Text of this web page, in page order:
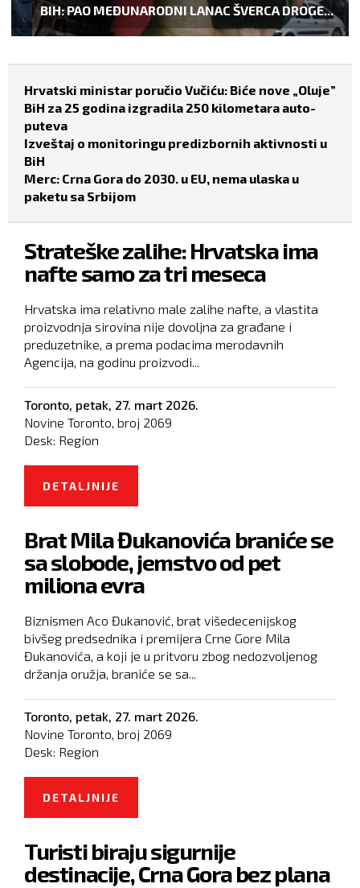
BIH: PAO MEĐUNARODNI LANAC ŠVERCA DROGE...
Hrvatski ministar poručio Vučiću: Biće nove „Oluje”
BiH za 25 godina izgradila 250 kilometara auto-
puteva
Izveštaj o monitoringu predizbornih aktivnosti u
BiH
Merc: Crna Gora do 2030. u EU, nema ulaska u
paketu sa Srbijom
Strateške zalihe: Hrvatska ima
nafte samo za tri meseca
Hrvatska ima relativno male zalihe nafte, a vlastita
proizvodnja sirovina nije dovoljna za građane i
preduzetnike, a prema podacima merodavnih
Agencija, na godinu proizvodi...
Toronto, petak, 27. mart 2026.
Novine Toronto, broj 2069
Desk: Region
DETALJNIJE
Brat Mila Đukanovića braniće se
sa slobode, jemstvo od pet
miliona evra
Biznismen Aco Đukanović, brat višedecenijskog
bivšeg predsednika i premijera Crne Gore Mila
Đukanovića, a koji je u pritvoru zbog nedozvoljenog
držanja oružja, braniće se sa...
Toronto, petak, 27. mart 2026.
Novine Toronto, broj 2069
Desk: Region
DETALJNIJE
JEMSTVO OD PET MILIONA EVRA
Turisti biraju sigurnije
destinacije, Crna Gora bez plana